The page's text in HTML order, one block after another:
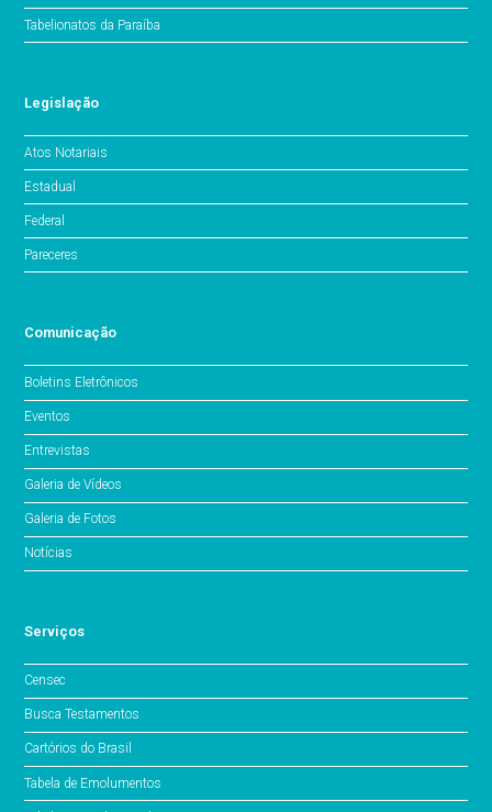
Tabelionatos da Paraíba
Legislação
Atos Notariais
Estadual
Federal
Pareceres
Comunicação
Boletins Eletrônicos
Eventos
Entrevistas
Galeria de Vídeos
Galeria de Fotos
Notícias
Serviços
Censec
Busca Testamentos
Cartórios do Brasil
Tabela de Emolumentos